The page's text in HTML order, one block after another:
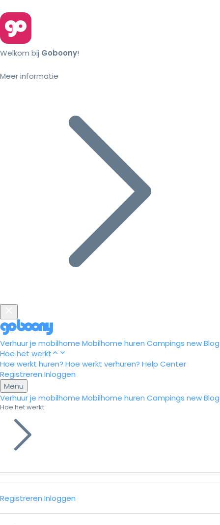
Welkom bij Goboony!
Meer informatie
Verhuur je mobilhome Mobilhome huren Campings newBlog
Hoe het werkt
Hoe werkt huren? Hoe werkt verhuren? Help Center
Registreren Inloggen
Menu
Verhuur je mobilhome Mobilhome huren Campings newBlog
Hoe het werkt
Registreren Inloggen